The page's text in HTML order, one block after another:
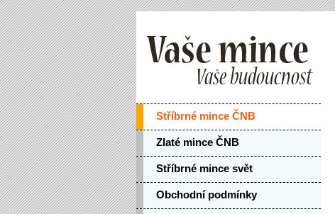
Stříbrné mince ČNB
Zlaté mince ČNB
Stříbrné mince svět
Obchodní podmínky